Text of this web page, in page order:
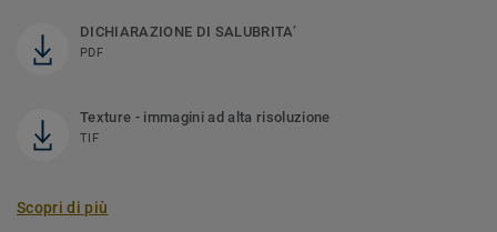
DICHIARAZIONE DI SALUBRITA’
PDF
Texture - immagini ad alta risoluzione
TIF
Scopri di più